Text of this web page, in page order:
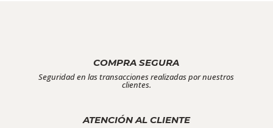
COMPRA SEGURA
Seguridad en las transacciones realizadas por nuestros
clientes.
ATENCIÓN AL CLIENTE